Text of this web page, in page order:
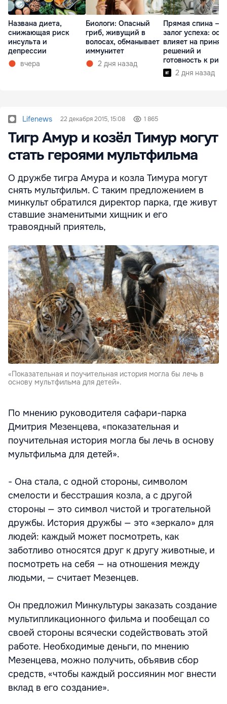
Названа диета,
снижающая риск
инсульта и
депрессии
вчера
Биологи: Опасный
гриб, живущий в
волосах, обманывает
иммунитет
2 дня назад
Прямая спина —
залог успеха:
влияет на
решений и
готовность к
2 дня назад
Lifenews 22 декабря 2015, 15:08 1 865
Тигр Амур и козёл Тимур могут
стать героями мультфильма
О дружбе тигра Амура и козла Тимура могут
снять мультфильм. С таким предложением в
минкульт обратился директор парка, где живут
ставшие знаменитыми хищник и его
травоядный приятель,
«Показательная и поучительная история могла бы лечь в
основу мультфильма для детей».
По мнению руководителя сафари-парка
Дмитрия Мезенцева, «показательная и
поучительная история могла бы лечь в основу
мультфильма для детей».
- Она стала, с одной стороны, символом
смелости и бесстрашия козла, а с другой
стороны — это символ чистой и трогательной
дружбы. История дружбы — это «зеркало» для
людей: каждый может посмотреть, как
заботливо относятся друг к другу животные, и
посмотреть на себя — на отношения между
людьми, — считает Мезенцев.
Он предложил Минкультуры заказать создание
мультипликационного фильма и пообещал со
своей стороны всячески содействовать этой
работе. Необходимые деньги, по мнению
Мезенцева, можно получить, объявив сбор
средств, «чтобы каждый россиянин мог внести
вклад в его создание».